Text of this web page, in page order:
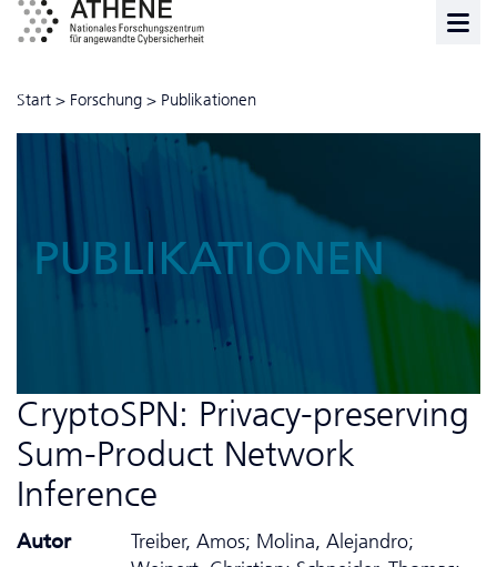
Start > Forschung > Publikationen
PUBLIKATIONEN
CryptoSPN: Privacy-preserving
Sum-Product Network
Inference
Autor
Treiber, Amos; Molina, Alejandro;